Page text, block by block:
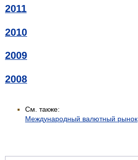
2011
2010
2009
2008
См. также:
Международный валютный рынок